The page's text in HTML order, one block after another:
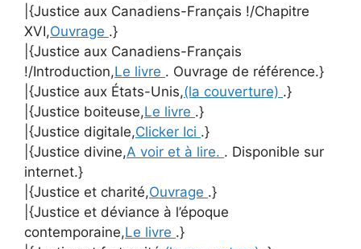
|{Justice aux Canadiens-Français !/Chapitre
XVI,Ouvrage .}
|{Justice aux Canadiens-Français
!/Introduction,Le livre . Ouvrage de référence.}
|{Justice aux États-Unis,(la couverture) .}
|{Justice boiteuse,Le livre .}
|{Justice digitale,Clicker Ici .}
|{Justice divine,A voir et à lire. . Disponible sur
internet.}
|{Justice et charité,Ouvrage .}
|{Justice et déviance à l’époque
contemporaine,Le livre .}